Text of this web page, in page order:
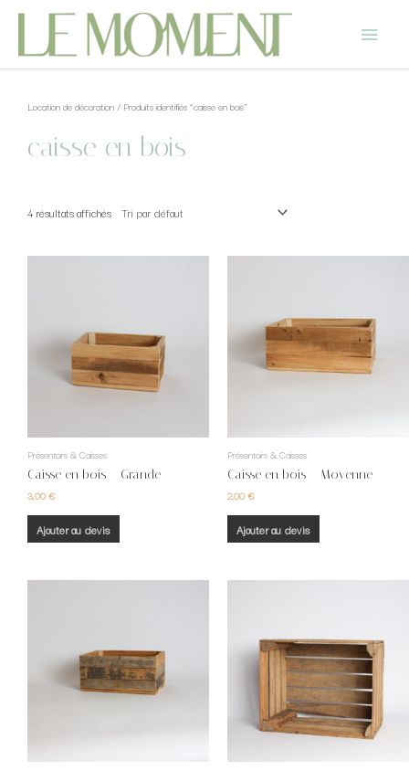
Location de décoration/ Produits identifiés “caisse en bois”
caisse en bois
4 résultats affichés
Présentoirs & Caisses
Caisse en bois – Grande
3,00€
Ajouter au devis
Présentoirs & Caisses
Caisse en bois – Moyenne
2,00€
Ajouter au devis